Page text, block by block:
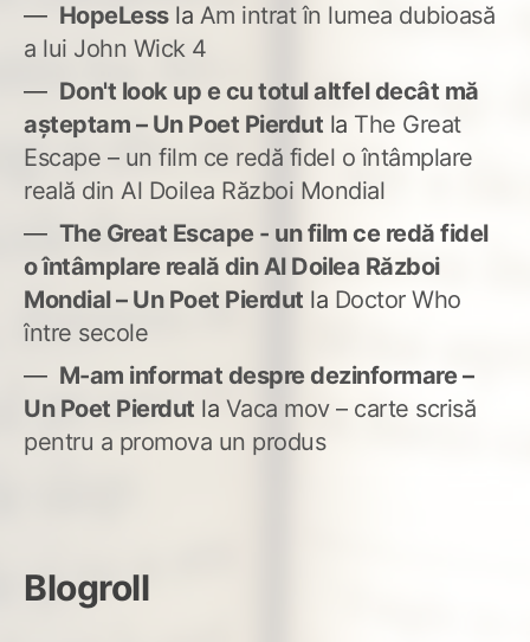
HopeLessla Am intrat în lumea dubioasă
a lui John Wick 4
Don't look up e cu totul altfel decât mă
așteptam – Un Poet Pierdut la The Great
Escape – un film ce redă fidel o întâmplare
reală din Al Doilea Război Mondial
The Great Escape - un film ce redă fidel
o întâmplare reală din Al Doilea Război
Mondial – Un Poet Pierdut la Doctor Who
între secole
M-am informat despre dezinformare –
Un Poet Pierdut la Vaca mov – carte scrisă
pentru a promova un produs
Blogroll